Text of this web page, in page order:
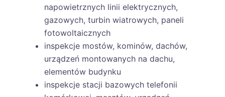
napowietrznych linii elektrycznych,
gazowych, turbin wiatrowych, paneli
fotowoltaicznych
inspekcje mostów, kominów, dachów,
urządzeń montowanych na dachu,
elementów budynku
inspekcje stacji bazowych telefonii